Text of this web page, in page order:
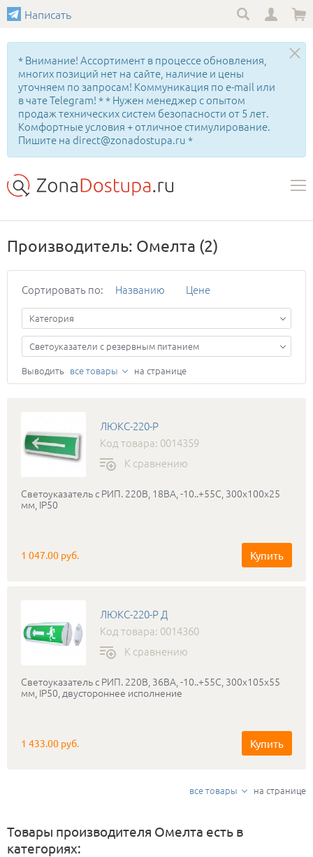
Написать
* Внимание! Ассортимент в процессе обновления,
многих позиций нет на сайте, наличие и цены
уточняем по запросам! Коммуникация по e-mail или
в чате Telegram! * * Нужен менеджер с опытом
продаж технических систем безопасности от 5 лет.
Комфортные условия + отличное стимулирование.
Пишите на direct@zonadostupa.ru *
Производитель: Омелта (2)
Сортировать по: Названию Цене
Категория
Светоуказатели с резервным питанием
Выводить все товары на странице
ЛЮКС-220-Р
Код товара: 0014359
К сравнению
Светоуказатель с РИП. 220В, 18ВА, -10..+55С, 300х100х25
мм, IP50
1 047.00 руб. Купить
ЛЮКС-220-Р Д
Код товара: 0014360
К сравнению
Светоуказатель с РИП. 220В, 36ВА, -10..+55С, 300х105х55
мм, IP50, двустороннее исполнение
1 433.00 руб. Купить
все товары на странице
Товары производителя Омелта есть в
категориях: